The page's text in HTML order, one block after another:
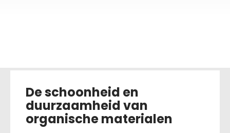
De schoonheid en
duurzaamheid van
organische materialen